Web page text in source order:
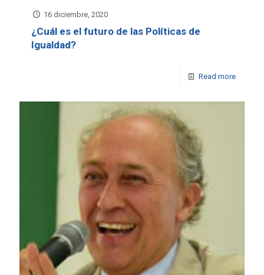
16 diciembre, 2020
¿Cuál es el futuro de las Políticas de
Igualdad?
Read more